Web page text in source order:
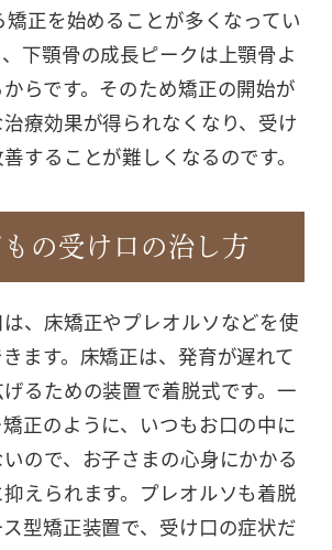
矯正を始めることが多くなってい
下顎骨の成長ピークは上顎骨よ
らです。そのため矯正の開始が
療効果が得られなくなり、受け
することが難しくなるのです。
の受け口の治し方
、床矯正やプレオルソなどを使
ます。床矯正は、発育が遅れて
るための装置で着脱式です。一
正のように、いつもお口の中に
ので、お子さまの心身にかかる
えられます。プレオルソも着脱
型矯正装置で、受け口の症状だ